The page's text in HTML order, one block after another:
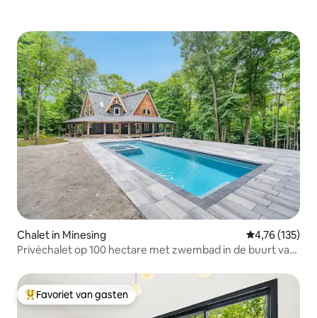
Chalet in Minesing Gemiddelde
4,76 (135)
Privéchalet op 100 hectare met zwembad in de buurt van
Topfavoriet van gasten
Favoriet van gasten